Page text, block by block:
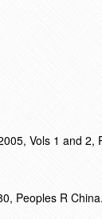
Vols 1 and 2,
Peoples R China.